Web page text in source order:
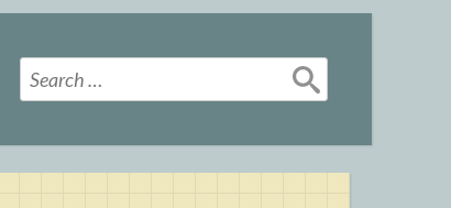
Search
for: